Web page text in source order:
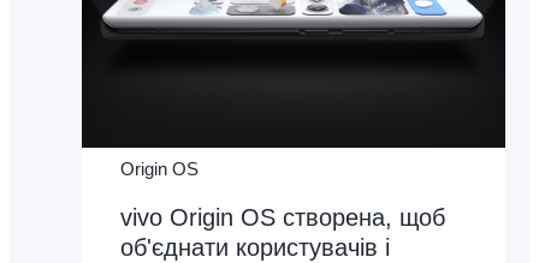
Origin OS
vivo Origin OS створена, щоб
об'єднати користувачів і